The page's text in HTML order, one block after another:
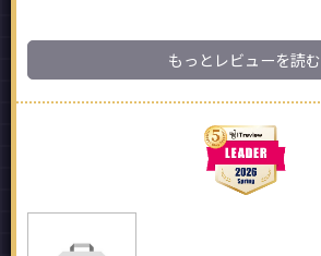
もっとレビューを読む